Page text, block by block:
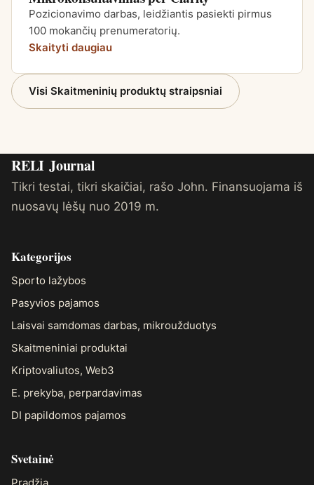
Pozicionavimo darbas, leidžiantis pasiekti pirmus
100 mokančių prenumeratorių.
Skaityti daugiau
Visi Skaitmeninių produktų straipsniai
RELI Journal
Tikri testai, tikri skaičiai, rašo John. Finansuojama iš
nuosavų lėšų nuo 2019 m.
Kategorijos
Sporto lažybos
Pasyvios pajamos
Laisvai samdomas darbas, mikroužduotys
Skaitmeniniai produktai
Kriptovaliutos, Web3
E. prekyba, perpardavimas
DI papildomos pajamos
Svetainė